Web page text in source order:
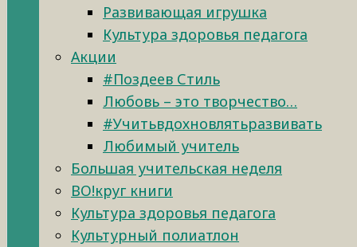
Развивающая игрушка
Культура здоровья педагога
Акции
#Поздеев Стиль
Любовь – это творчество…
#Учитьвдохновлятьразвивать
Любимый учитель
Большая учительская неделя
ВО!круг книги
Культура здоровья педагога
Культурный полиатлон